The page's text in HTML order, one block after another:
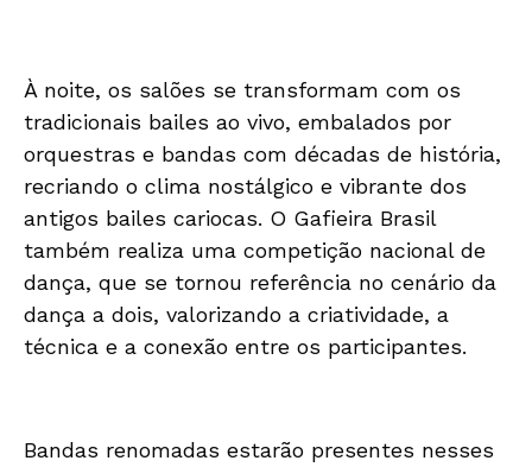
À noite, os salões se transformam com os
tradicionais bailes ao vivo, embalados por
orquestras e bandas com décadas de história,
recriando o clima nostálgico e vibrante dos
antigos bailes cariocas. O Gafieira Brasil
também realiza uma competição nacional de
dança, que se tornou referência no cenário da
dança a dois, valorizando a criatividade, a
técnica e a conexão entre os participantes.
Bandas renomadas estarão presentes nesses